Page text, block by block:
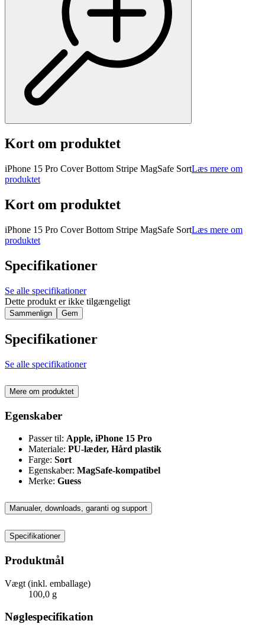
Kort om produktet
iPhone 15 Pro Cover Bottom Stripe MagSafe SortLæs mere om
produktet
Kort om produktet
iPhone 15 Pro Cover Bottom Stripe MagSafe SortLæs mere om
produktet
Specifikationer
Se alle specifikationer
Dette produkt er ikke tilgængeligt
Sammenlign Gem
Specifikationer
Se alle specifikationer
Mere om produktet
Egenskaber
Passer til: Apple, iPhone 15 Pro
Materiale: PU-læder, Hård plastik
Farge: Sort
Egenskaber: MagSafe-kompatibel
Merke: Guess
Manualer, downloads, garanti og support
Specifikationer
Produktmål
Vægt (inkl. emballage)
100,0 g
Nøglespecifikation